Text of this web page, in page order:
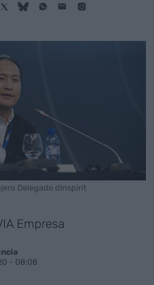
Delegado dInspirit
Empresa
- 08:08